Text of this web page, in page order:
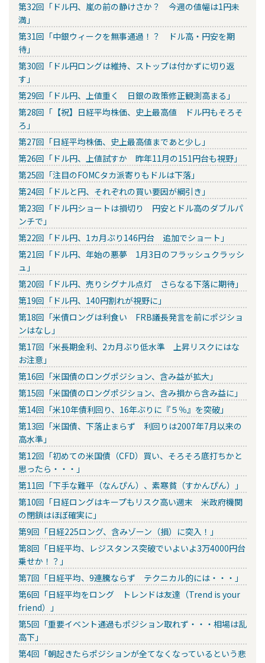
第32回「ドル円、嵐の前の静けさか？ 今週の値幅は1円未
満」
第31回「中銀ウィークを無事通過！？ ドル高・円安を期
待」
第30回「ドル円ロングは維持、ストップは付かずに切り返
す」
第29回「ドル円、上値重く 日銀の政策修正観測高まる」
第28回「【祝】日経平均株価、史上最高値 ドル円もそろそ
ろ」
第27回「日経平均株価、史上最高値まであと少し」
第26回「ドル円、上値試すか 昨年11月の151円台も視野」
第25回「注目のFOMCタカ派寄りもドルは下落」
第24回「ドルと円、それぞれの買い要因が綱引き」
第23回「ドル円ショートは損切り 円安とドル高のダブルパ
ンチで」
第22回「ドル円、1カ月ぶり146円台 追加でショート」
第21回「ドル円、年始の悪夢 1月3日のフラッシュクラッシ
ュ」
第20回「ドル円、売りシグナル点灯 さらなる下落に期待」
第19回「ドル円、140円割れが視野に」
第18回「米債ロングは利食い FRB議長発言を前にポジショ
ンはなし」
第17回「米長期金利、2カ月ぶり低水準 上昇リスクにはな
お注意」
第16回「米国債のロングポジション、含み益が拡大」
第15回「米国債のロングポジション、含み損から含み益に」
第14回「米10年債利回り、16年ぶりに『５％』を突破」
第13回「米国債、下落止まらず 利回りは2007年7月以来の
高水準」
第12回「初めての米国債（CFD）買い、そろそろ底打ちかと
思ったら・・・」
第11回「下手な難平（なんぴん）、素寒貧（すかんぴん）」
第10回「日経ロングはキープもリスク高い週末 米政府機関
の閉鎖はほぼ確実に」
第9回「日経225ロング、含みゾーン（損）に突入！」
第8回「日経平均、レジスタンス突破でいよいよ3万4000円台
乗せか！？」
第7回「日経平均、9連騰ならず テクニカル的には・・・」
第6回「日経平均をロング トレンドは友達（Trend is your
friend）」
第5回「重要イベント通過もポジション取れず・・・相場は乱
高下」
第4回「朝起きたらポジションが全てなくなっているという悲